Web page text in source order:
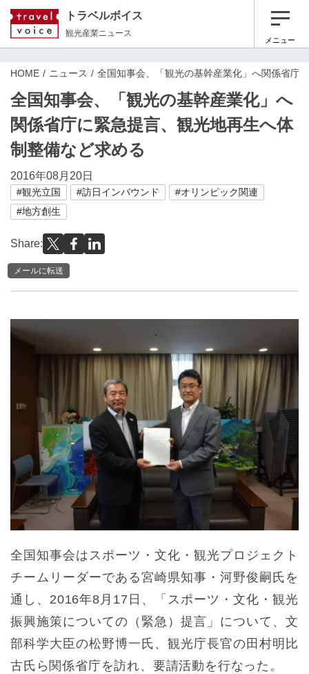
トラベルボイス
観光産業ニュース
メニュー
HOME ニュース 全国知事会、「観光の基幹産業化」へ関係省庁
全国知事会、「観光の基幹産業化」へ
関係省庁に緊急提言、観光地再生へ体
制整備など求める
2016年08月20日
#観光立国 #訪日インバウンド
#オリンピック関連
#地方創生
Share:
メールに転送
全国知事会はスポーツ・文化・観光プロジェクト
チームリーダーである宮崎県知事・河野俊嗣氏を
通し、2016年8月17日、「スポーツ・文化・観光
振興施策についての（緊急）提言」について、文
部科学大臣の松野博一氏、観光庁長官の田村明比
古氏ら関係省庁を訪れ、要請活動を行なった。